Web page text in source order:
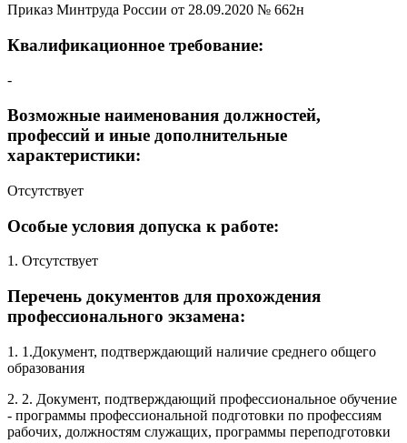
Приказ Минтруда России от 28.09.2020 № 662н
Квалификационное требование:
-
Возможные наименования должностей,
профессий и иные дополнительные
характеристики:
Отсутствует
Особые условия допуска к работе:
1. Отсутствует
Перечень документов для прохождения
профессионального экзамена:
1. 1.Документ, подтверждающий наличие среднего общего
образования
2. 2. Документ, подтверждающий профессиональное обучение
- программы профессиональной подготовки по профессиям
рабочих, должностям служащих, программы переподготовки